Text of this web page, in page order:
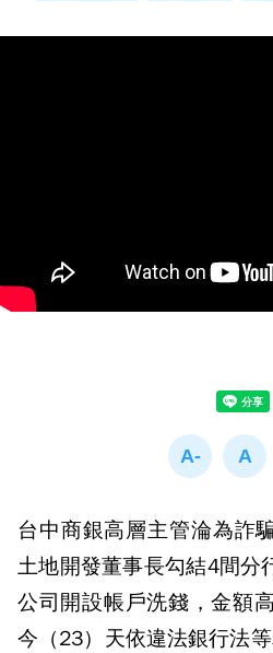
台中商銀高層主管淪為詐
土地開發董事長勾結4間分
公司開設帳戶洗錢，金額
今（23）天依違法銀行法